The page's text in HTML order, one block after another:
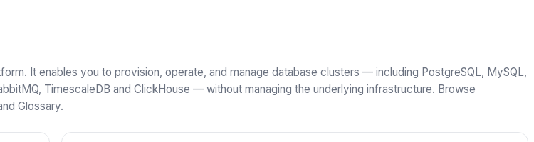
It enables you to provision, operate, and manage database clusters — including PostgreSQL, MySQL,
TimescaleDB and ClickHouse — without managing the underlying infrastructure. Browse
Glossary.